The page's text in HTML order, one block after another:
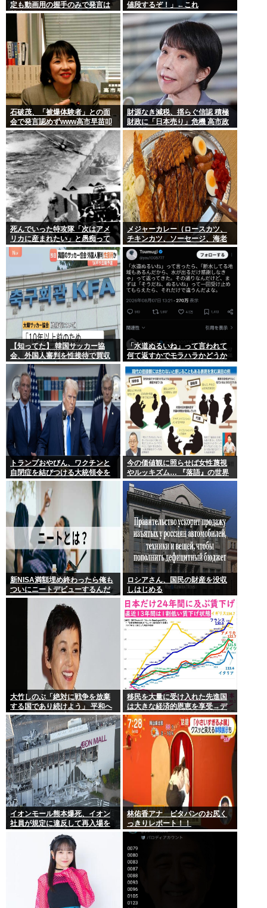
定も動画用の握手のみで発言は
禁止www
値段するぞ！」←これ
石破茂、「被爆体験者」との面
会で発言認めずwww高市早苗叩
いてたケンモメンは革肉なもん
だねえ～w
財源なき減税、揺らぐ信認 積極
財政に「日本売り」危機 高市政
権「悲願」に固執〔深層探訪〕
死んでいった特攻隊「次はアメ
リカに産まれたい」と愚痴って
いた
メジャーカレー（ロースカツ、
チキンカツ、ソーセージ、海老
フライ、ゆで卵）ケンモメンな
ら余裕でペロリだろ？
【知ってた】 韓国サッカー協
会、外国人審判を性接待で買収
していた事が判明
「水道ぬるいね」って言われて
何て返すかでモラハラかどうか
わかるらしいwww
トランプおやびん、ワクチンと
自閉症を結びつける大統領令を
発表へ、
今の価値観に照らせば女性蔑視
やルッキズム… 『落語』の世界
もセリフ変更や改作、現代にふ
さわしい表現模索の動き
新NISA満額埋め終わったら俺も
ついにニートデビューするんだ
がアドバイスある?
ロシアさん、国民の財産を没収
しはじめる
大竹しのぶ「絶対に戦争を放棄
する国であり続けよう」 平和へ
の思いをつづる 広島に原爆が投
下されてから81年
移民を大量に受け入れた先進国
は大きな経済的恩恵を享受→デ
ータでもはっきり日本一人負け
示される
イオンモール熊本爆死、イオン
社員が規定に違反して再入場を
林佑香アナ ピタパンのお尻く
っきりレポート！！